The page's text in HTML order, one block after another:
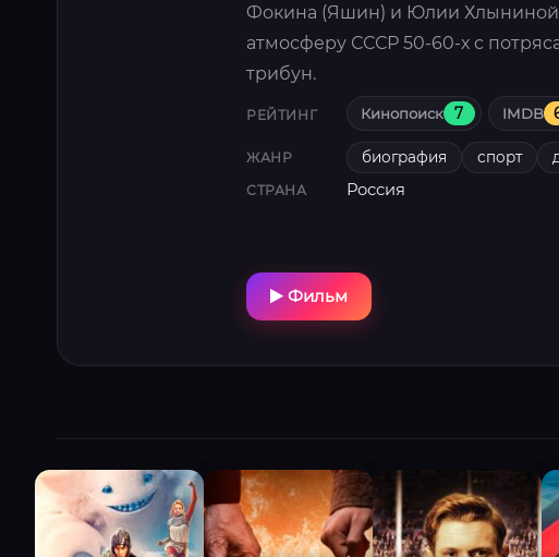
Фокина (Яшин) и Юлии Хлыниной
атмосферу СССР 50-60-х с
трибун.
РЕЙТИНГ Кинопоиск 7 IMDB
ЖАНР биография спорт
СТРАНА Россия
Фильм